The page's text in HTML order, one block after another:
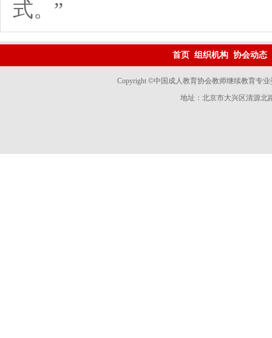
式。”
首页 组织机构 协会动态
Copyright ©中国成人教育协会教师继续教育专
地址：北京市大兴区清源北